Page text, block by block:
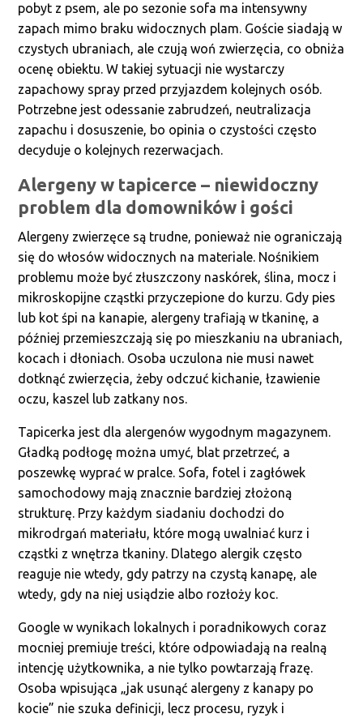
pobyt z psem, ale po sezonie sofa ma intensywny
zapach mimo braku widocznych plam. Goście siadają w
czystych ubraniach, ale czują woń zwierzęcia, co obniża
ocenę obiektu. W takiej sytuacji nie wystarczy
zapachowy spray przed przyjazdem kolejnych osób.
Potrzebne jest odessanie zabrudzeń, neutralizacja
zapachu i dosuszenie, bo opinia o czystości często
decyduje o kolejnych rezerwacjach.
Alergeny w tapicerce – niewidoczny
problem dla domowników i gości
Alergeny zwierzęce są trudne, ponieważ nie ograniczają
się do włosów widocznych na materiale. Nośnikiem
problemu może być złuszczony naskórek, ślina, mocz i
mikroskopijne cząstki przyczepione do kurzu. Gdy pies
lub kot śpi na kanapie, alergeny trafiają w tkaninę, a
później przemieszczają się po mieszkaniu na ubraniach,
kocach i dłoniach. Osoba uczulona nie musi nawet
dotknąć zwierzęcia, żeby odczuć kichanie, łzawienie
oczu, kaszel lub zatkany nos.
Tapicerka jest dla alergenów wygodnym magazynem.
Gładką podłogę można umyć, blat przetrzeć, a
poszewkę wyprać w pralce. Sofa, fotel i zagłówek
samochodowy mają znacznie bardziej złożoną
strukturę. Przy każdym siadaniu dochodzi do
mikrodrgań materiału, które mogą uwalniać kurz i
cząstki z wnętrza tkaniny. Dlatego alergik często
reaguje nie wtedy, gdy patrzy na czystą kanapę, ale
wtedy, gdy na niej usiądzie albo rozłoży koc.
Google w wynikach lokalnych i poradnikowych coraz
mocniej premiuje treści, które odpowiadają na realną
intencję użytkownika, a nie tylko powtarzają frazę.
Osoba wpisująca „jak usunąć alergeny z kanapy po
kocie” nie szuka definicji, lecz procesu, ryzyk i